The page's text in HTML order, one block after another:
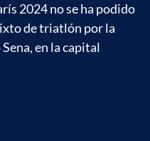
2024 no se ha podido
de triatlón por la
en la capital